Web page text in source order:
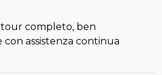
completo, ben
con assistenza continua